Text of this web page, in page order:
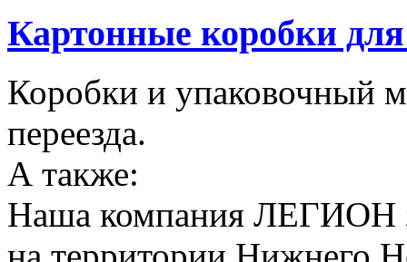
Картонные коробки для
Коробки и упаковочный
переезда.
А также:
Наша компания ЛЕГИОН